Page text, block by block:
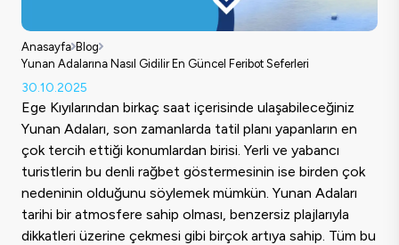
Anasayfa Blog
Yunan Adalarına Nasıl Gidilir En Güncel Feribot Seferleri
30.10.2025
Ege Kıyılarından birkaç saat içerisinde ulaşabileceğiniz
Yunan Adaları, son zamanlarda tatil planı yapanların en
çok tercih ettiği konumlardan birisi. Yerli ve yabancı
turistlerin bu denli rağbet göstermesinin ise birden çok
nedeninin olduğunu söylemek mümkün. Yunan Adaları
tarihi bir atmosfere sahip olması, benzersiz plajlarıyla
dikkatleri üzerine çekmesi gibi birçok artıya sahip. Tüm bu